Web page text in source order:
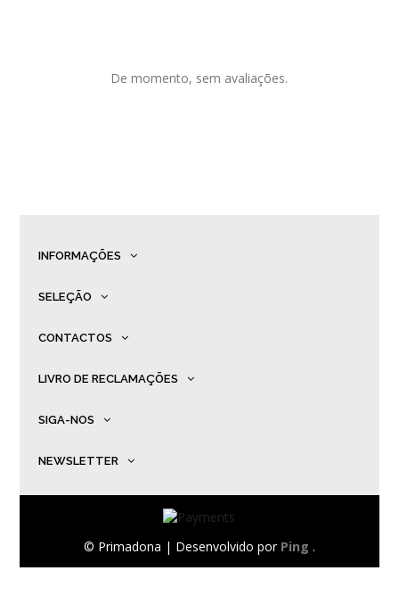
De momento, sem avaliações.
INFORMAÇÕES
SELEÇÃO
CONTACTOS
LIVRO DE RECLAMAÇÕES
SIGA-NOS
NEWSLETTER
© Primadona | Desenvolvido por Ping .